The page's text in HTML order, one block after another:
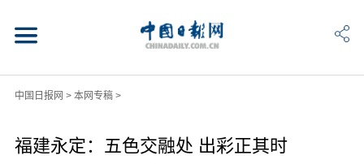
中国日报网 > 本网专稿>
福建永定：五色交融处 出彩正其时